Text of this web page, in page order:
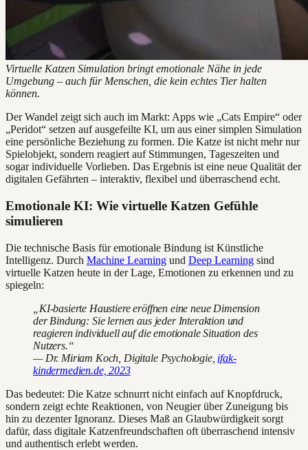
Virtuelle Katzen Simulation bringt emotionale Nähe in jede
Umgebung – auch für Menschen, die kein echtes Tier halten
können.
Der Wandel zeigt sich auch im Markt: Apps wie „Cats Empire“ oder
„Peridot“ setzen auf ausgefeilte KI, um aus einer simplen Simulation
eine persönliche Beziehung zu formen. Die Katze ist nicht mehr nur
Spielobjekt, sondern reagiert auf Stimmungen, Tageszeiten und
sogar individuelle Vorlieben. Das Ergebnis ist eine neue Qualität der
digitalen Gefährten – interaktiv, flexibel und überraschend echt.
Emotionale KI: Wie virtuelle Katzen Gefühle
simulieren
Die technische Basis für emotionale Bindung ist Künstliche
Intelligenz. Durch Machine Learning und Deep Learning sind
virtuelle Katzen heute in der Lage, Emotionen zu erkennen und zu
spiegeln:
„KI-basierte Haustiere eröffnen eine neue Dimension
der Bindung: Sie lernen aus jeder Interaktion und
reagieren individuell auf die emotionale Situation des
Nutzers.“
— Dr. Miriam Koch, Digitale Psychologie, ifak-
kindermedien.de, 2023
Das bedeutet: Die Katze schnurrt nicht einfach auf Knopfdruck,
sondern zeigt echte Reaktionen, von Neugier über Zuneigung bis
hin zu dezenter Ignoranz. Dieses Maß an Glaubwürdigkeit sorgt
dafür, dass digitale Katzenfreundschaften oft überraschend intensiv
und authentisch erlebt werden.